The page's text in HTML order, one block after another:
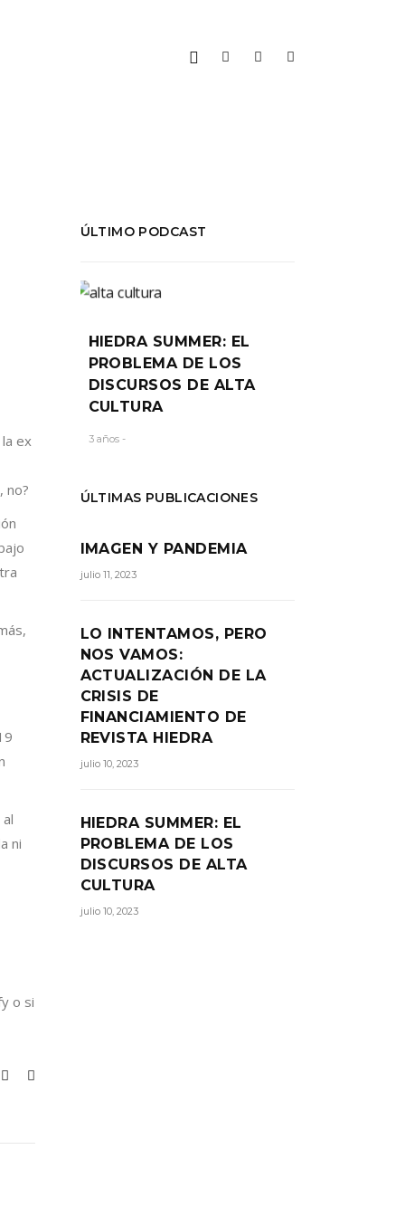
ex
no?
ni
o si
ÚLTIMO PODCAST
HIEDRA SUMMER: EL
PROBLEMA DE LOS
DISCURSOS DE ALTA
CULTURA
3 años -
ÚLTIMAS PUBLICACIONES
IMAGEN Y PANDEMIA
julio 11, 2023
LO INTENTAMOS, PERO
NOS VAMOS:
ACTUALIZACIÓN DE LA
CRISIS DE
FINANCIAMIENTO DE
REVISTA HIEDRA
julio 10, 2023
HIEDRA SUMMER: EL
PROBLEMA DE LOS
DISCURSOS DE ALTA
CULTURA
julio 10, 2023